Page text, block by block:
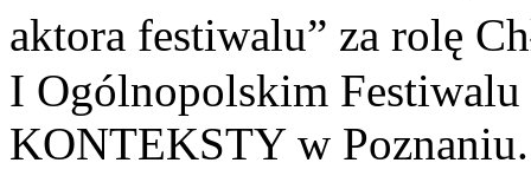
aktora festiwalu” za rolę
I Ogólnopolskim Festiwalu
KONTEKSTY w Poznaniu.